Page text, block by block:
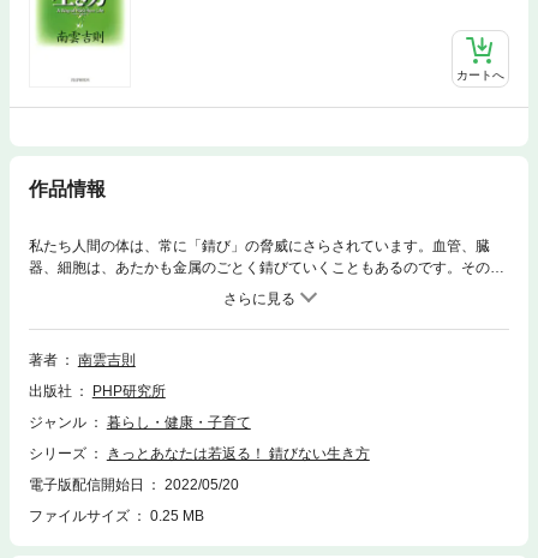
カートへ
作品情報
私たち人間の体は、常に「錆び」の脅威にさらされています。血管、臓
器、細胞は、あたかも金属のごとく錆びていくこともあるのです。その
「錆び」は病気を引き起こし、老化を促進させてしまいます。原因は私た
ちの日常にあります。アンチエイジングブームが続くなか、若者向けの雑
誌でも特集記事が組まれ、そのターゲットは20代、30代へも広がっている
感もあります。本書ではいつまでも若々しくあるため、老化を進行させな
や心のあり方までをふくめた具体的方法を指南します。お金で買うアンチ
エイジングでは「錆び」は取り除けません。あなたができる「錆びない生
著者
南雲吉則
出版社
PHP研究所
ジャンル
暮らし・健康・子育て
シリーズ
きっとあなたは若返る！ 錆びない生き方
電子版配信開始日
2022/05/20
ファイルサイズ
0.25 MB